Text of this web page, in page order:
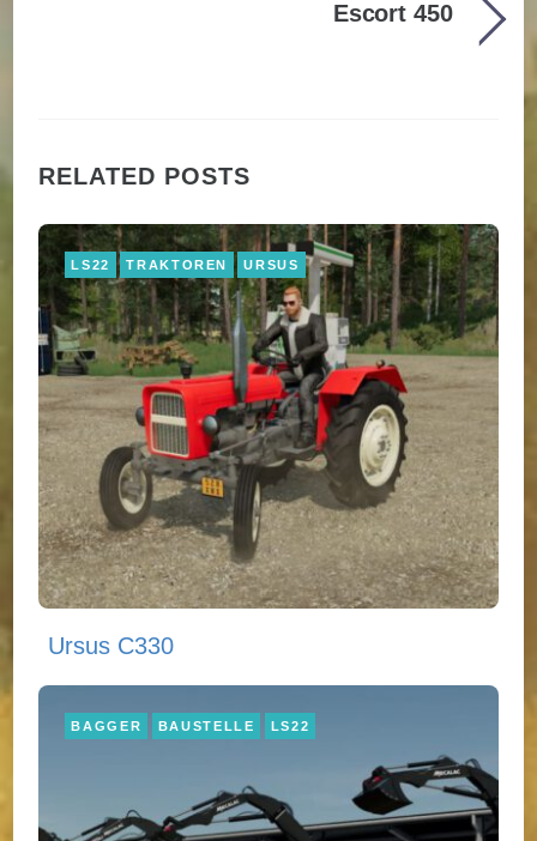
Escort 450
RELATED POSTS
LS22 TRAKTOREN URSUS
Ursus C330
BAGGER BAUSTELLE LS22